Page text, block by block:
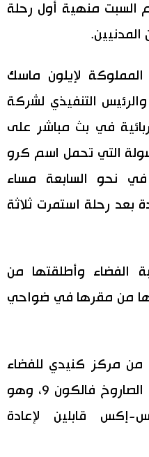
السبت منهية أول رحلة
لإيلون ماسك
التنفيذي لشركة
في بث مباشر على
التي تحمل اسم كرو
نحو السابعة مساء
بعد رحلة استمرت ثلاثة
وأطلقتها من
من مقرها في ضواحي
من مركز كنيدي للفضاء
في كيب كنافيرال على متن الصاروخ فالكون 9، وهو
إكس قابلين لإعادة